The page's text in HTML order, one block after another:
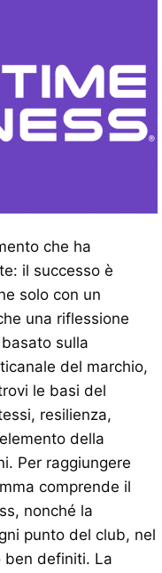
che ha
il successo è
solo con un
una riflessione
sulla
del marchio,
le basi del
resilienza,
della
Per raggiungere
comprende il
nonché la
punto del club, nel
ben definiti. La